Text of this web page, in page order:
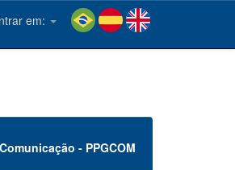
em:
- PPGCOM